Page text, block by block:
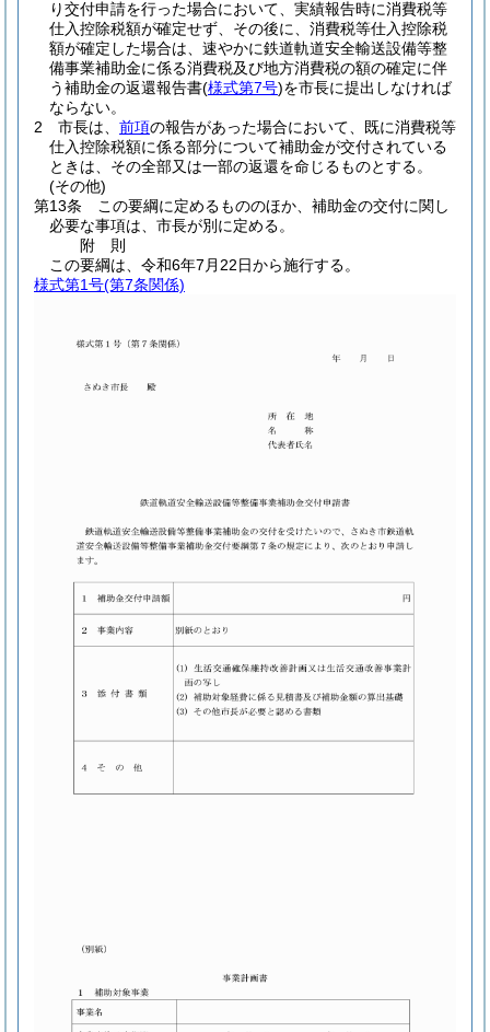
り交付申請を行った場合において、実績報告時に消費税等
仕入控除税額が確定せず、その後に、消費税等仕入控除税
額が確定した場合は、速やかに鉄道軌道安全輸送設備等整
備事業補助金に係る消費税及び地方消費税の額の確定に伴
う補助金の返還報告書(様式第7号)を市長に提出しなければ
ならない。
2
市長は、 前項の報告があった場合において、既に消費税等
仕入控除税額に係る部分について補助金が交付されている
ときは、その全部又は一部の返還を命じるものとする。
(その他)
第13条
この要綱に定めるもののほか、補助金の交付に関し
必要な事項は、市長が別に定める。
附 則
この要綱は、令和6年7月22日から施行する。
様式第1号(第7条関係)